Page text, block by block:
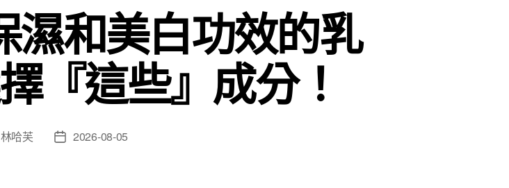
濕和美白功效的乳
『這些』成分！
林哈芙
文 2026-08-05